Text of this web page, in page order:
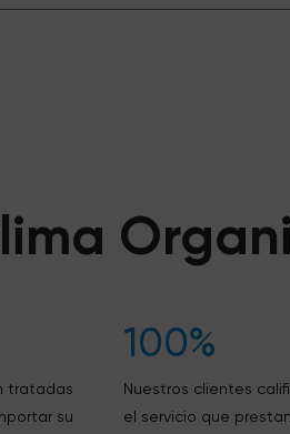
tratadas
su
100%
Nuestros clientes
el servicio que